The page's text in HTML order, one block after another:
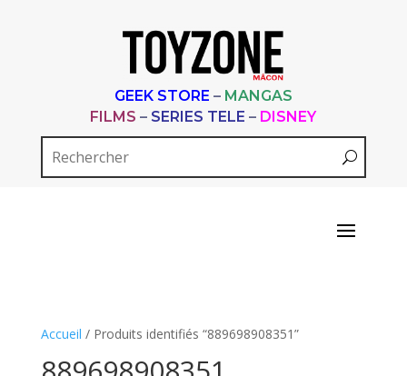
GEEK STORE – MANGAS
FILMS – SERIES TELE – DISNEY
Accueil / Produits identifiés “889698908351”